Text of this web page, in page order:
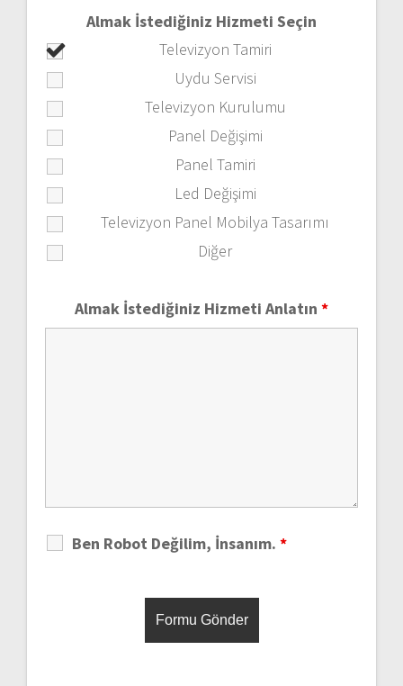
Almak İstediğiniz Hizmeti Seçin
Televizyon Tamiri
Uydu Servisi
Televizyon Kurulumu
Panel Değişimi
Panel Tamiri
Led Değişimi
Televizyon Panel Mobilya Tasarımı
Diğer
Almak İstediğiniz Hizmeti Anlatın *
Ben Robot Değilim, İnsanım. *